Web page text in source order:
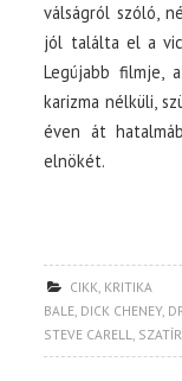
válságról szóló,
jól találta el a
Legújabb filmje,
karizma nélküli,
éven át
elnökét.
CIKK, KRITIKA
BALE, DICK CHENEY,
STEVE CARELL,